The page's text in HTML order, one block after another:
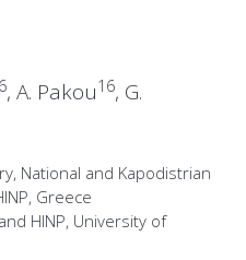
, A. Pakou16, G.
National and Kapodistrian
Greece
HINP, University of